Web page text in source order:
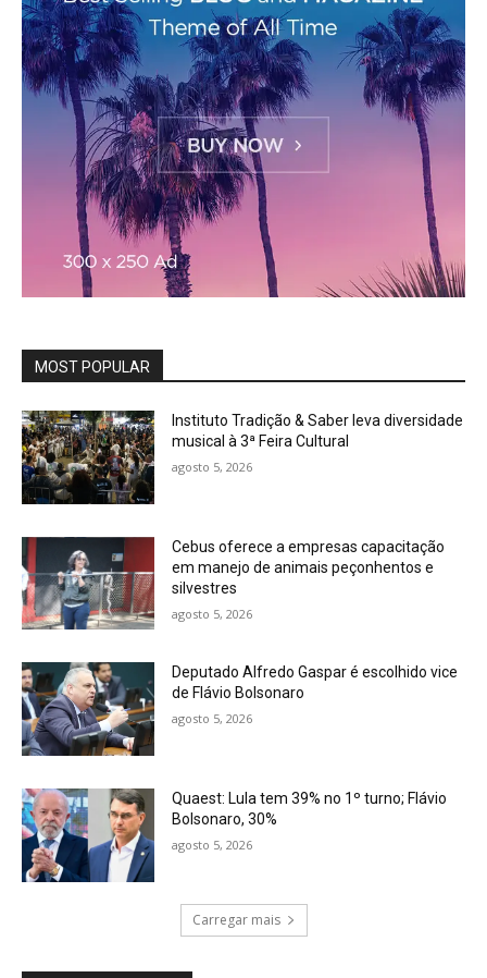
MOST POPULAR
Instituto Tradição & Saber leva diversidade
musical à 3ª Feira Cultural
agosto 5, 2026
Cebus oferece a empresas capacitação
em manejo de animais peçonhentos e
silvestres
agosto 5, 2026
Deputado Alfredo Gaspar é escolhido vice
de Flávio Bolsonaro
agosto 5, 2026
Quaest: Lula tem 39% no 1º turno; Flávio
Bolsonaro, 30%
agosto 5, 2026
Carregar mais